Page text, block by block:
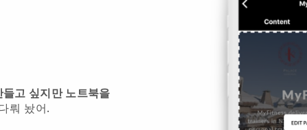
고 싶지만 노트북을
뤄 놨어.